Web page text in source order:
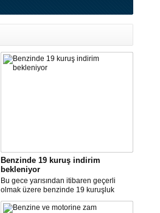
Benzinde 19 kuruş indirim
bekleniyor
Bu gece yarısından itibaren geçerli
olmak üzere benzinde 19 kuruşluk
indirim gerçekleşti.